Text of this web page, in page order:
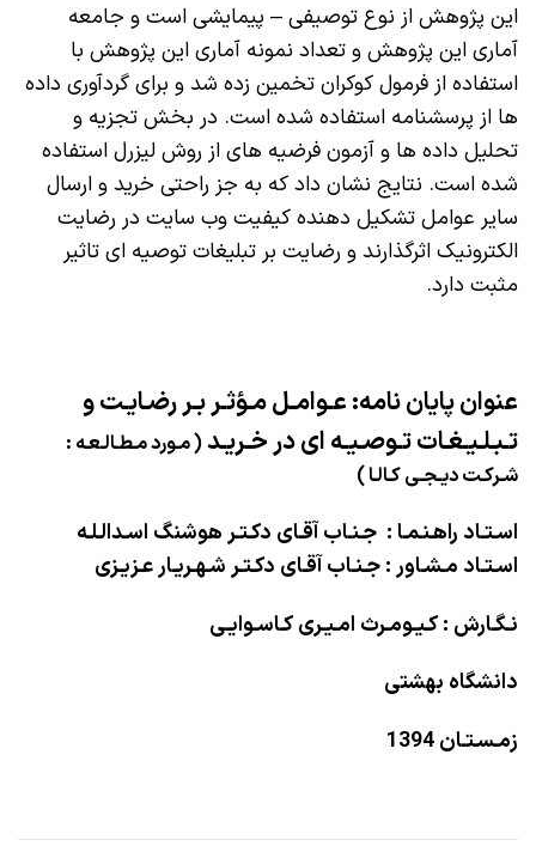
این پژوهش از نوع توصیفی – پیمایشی است و جامعه
آماری این پژوهش و تعداد نمونه آماری این پژوهش با
استفاده از فرمول کوکران تخمین زده شد و برای گردآوری داده
ها از پرسشنامه استفاده شده است. در بخش تجزیه و
تحلیل داده ها و آزمون فرضیه های از روش لیزرل استفاده
شده است. نتایج نشان داد که به جز راحتی خرید و ارسال
سایر عوامل تشکیل دهنده کیفیت وب سایت در رضایت
الکترونیک اثرگذارند و رضایت بر تبلیغات توصیه ای تاثیر
مثبت دارد.
عنوان پایان نامه: عـوامـل مـؤثـر بـر رضـایـت و
تـبـلـیـغـات تـوصـیـه ای در خـریـد( مـورد مـطـالـعـه :
شـرکـت دیـجـی کـالـا )
اسـتـاد راهـنـمـا : جـنـاب آقـای دکـتـر هوشنگ اسـدالـلـه
اسـتـاد مـشـاور : جـنـاب آقـای دکـتـر شـهـریـار عـزیـزی
نـگـارش : کـیـومـرث امـیـری کـاسـوایـی
دانشگاه بهشتی
زمـسـتـان 1394